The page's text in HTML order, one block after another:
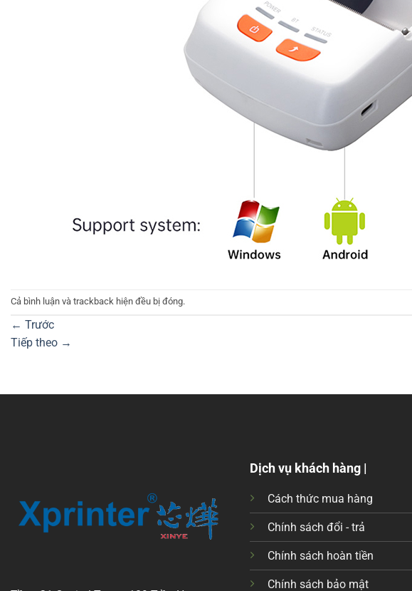
Cả bình luận và trackback hiện đều bị đóng.
← Trước
Tiếp theo →
Dịch vụ khách hàng |
Cách thức mua hàng
Chính sách đổi - trả
Chính sách hoàn tiền
Chính sách bảo mật